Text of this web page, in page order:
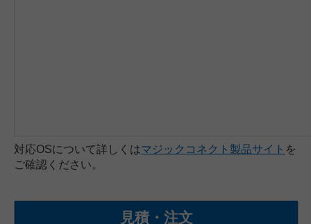
対応OSについて詳しくはマジックコネクト製品サイト を
ご確認ください。
見積・注文